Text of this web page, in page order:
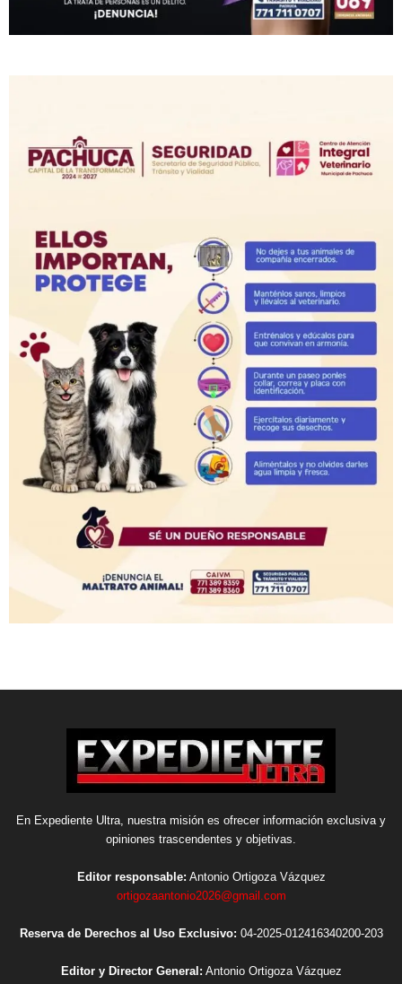
En Expediente Ultra, nuestra misión es ofrecer información exclusiva y
opiniones trascendentes y objetivas.
Editor responsable: Antonio Ortigoza Vázquez
ortigozaantonio2026@gmail.com
Reserva de Derechos al Uso Exclusivo: 04-2025-012416340200-203
Editor y Director General: Antonio Ortigoza Vázquez